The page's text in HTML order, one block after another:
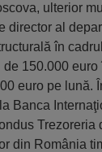
ulterior
director al
în
150.000 euro
euro pe lună.
Banca
Trezoreria
din România